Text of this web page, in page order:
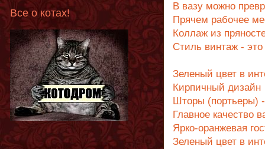
В вазу можно
Прячем рабочее
Коллаж из
Стиль винтаж -
Зеленый цвет в
Кирпичный дизайн
Шторы (портьеры)
Главное качество
Ярко-оранжевая
Зеленый цвет в
Все о котах!